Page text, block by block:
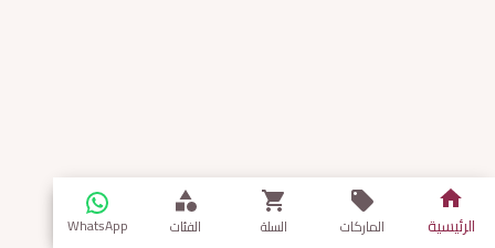
الرئيسية الماركات السلة الفئات WhatsApp